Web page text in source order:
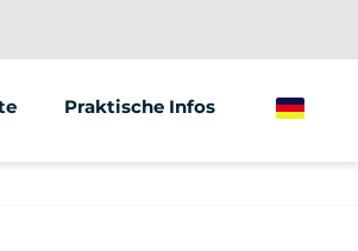
&amp; Seminare
Praktische Infos German